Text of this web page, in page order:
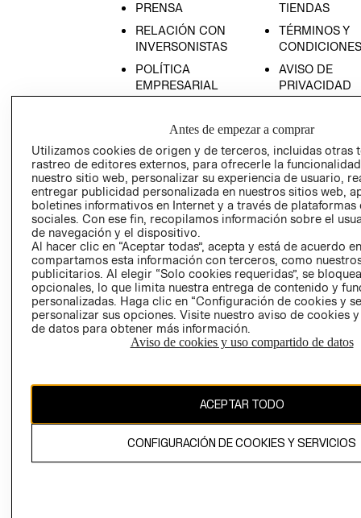
PRENSA
RELACIÓN CON
INVERSONISTAS
POLÍTICA
EMPRESARIAL
TIENDAS
TÉRMINOS Y
CONDICIONES
AVISO DE
PRIVACIDAD
AVISO DE
COOKIES
LIBRO DE
Ecuador ($)
CAMBIAR REGIÓN
El contenido de esta página web está protegido por copyright y es
propiedad de H&M Hennes & Mauritz AB.
Antes de empezar a comprar
Utilizamos cookies de origen y de terceros, incluidas otras
rastreo de editores externos, para ofrecerle la
nuestro sitio web, personalizar su experiencia de usuario,
entregar publicidad personalizada en nuestros sitios web,
boletines informativos en Internet y a través de plataformas
sociales. Con ese fin, recopilamos información sobre el
de navegación y el dispositivo.
Al hacer clic en “Aceptar todas”, acepta y está de acuerdo
compartamos esta información con terceros, como
publicitarios. Al elegir “Solo cookies requeridas”, se
opcionales, lo que limita nuestra entrega de contenido y
personalizadas. Haga clic en “Configuración de cookies y
personalizar sus opciones. Visite nuestro aviso de cookies
de datos para obtener más información.
Aviso de cookies y uso compartido de datos
ACEPTAR TODO
CONFIGURACIÓN DE COOKIES Y SERVICIOS